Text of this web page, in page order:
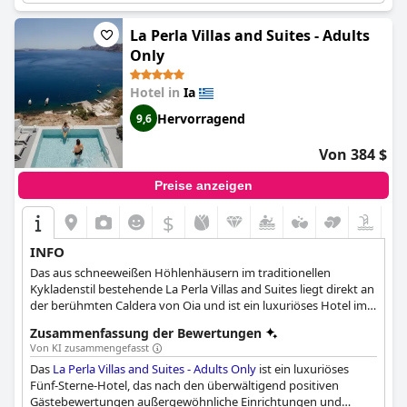
verbringen möchten. Das Hotel ist nicht nur ein luxuriöses
Anwesen, sondern auch eines der besten Luxushotels nicht nur
in Oia, sondern auf der ganzen Welt.
La Perla Villas and Suites - Adults
Only
Hotel in Ia
9,6 Hervorragend
Von 384 $
Preise anzeigen
$
INFO
Das aus schneeweißen Höhlenhäusern im traditionellen
Kykladenstil bestehende La Perla Villas and Suites liegt direkt an
der berühmten Caldera von Oia und ist ein luxuriöses Hotel im
eleganten und voll ausgestatteten Suiten und Villen, von denen
einige über einen eigenen Whirlpool oder Pool verfügen, seiner
herzlichen Gastfreundschaft und seinem erstklassigen Service
und natürlich seinem atemberaubenden Blick auf das Meer und
die Caldera wird dieses Hotel Ihnen ein einzigartiges
Zusammenfassung der Bewertungen
Von KI zusammengefasst
Das La Perla Villas and Suites - Adults Only ist ein luxuriöses
Fünf-Sterne-Hotel, das nach den überwältigend positiven
Gästebewertungen außergewöhnliche Einrichtungen und